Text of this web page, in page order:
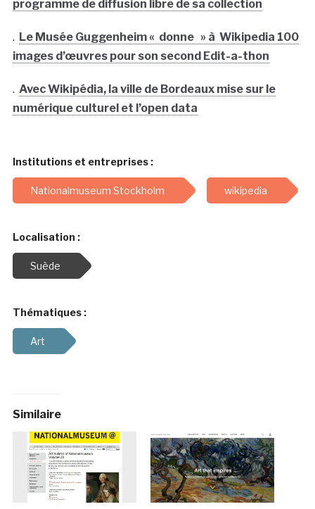
programme de diffusion libre de sa collection
. Le Musée Guggenheim « donne » à Wikipedia 100
images d’œuvres pour son second Edit-a-thon
. Avec Wikipédia, la ville de Bordeaux mise sur le
numérique culturel et l’open data
Institutions et entreprises :
Nationalmuseum Stockholm wikipedia
Localisation :
Suède
Thématiques :
Art
Similaire